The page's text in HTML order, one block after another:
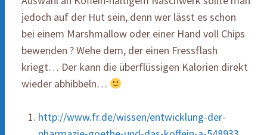
jedoch auf der Hut sein, denn wer lässt es schon
bei einem Marshmallow oder einer Hand voll Chips
bewenden ? Wehe dem, der einen Fressflash
kriegt… Der kann die überflüssigen Kalorien direkt
wieder abhibbeln…
http://www.fr.de/wissen/entwicklung-der-